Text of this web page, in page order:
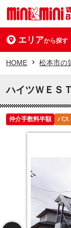
エリアから探す
HOME 松本市の
ハイツＷＥＳＴ
仲介手数料半額 バス